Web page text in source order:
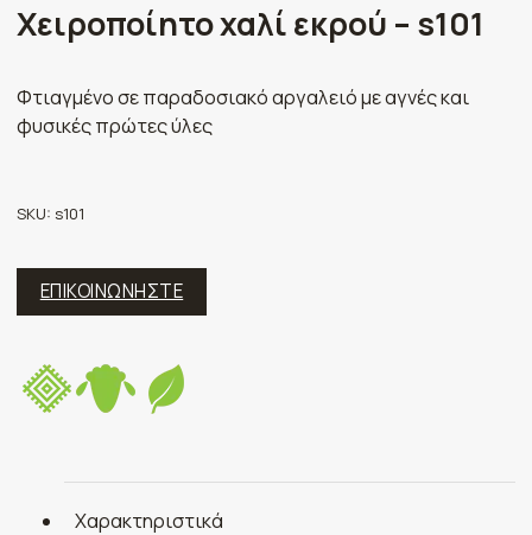
Χειροποίητο χαλί εκρού – s101
Φτιαγμένο σε παραδοσιακό αργαλειό με αγνές και
φυσικές πρώτες ύλες
SKU:s101
ΕΠΙΚΟΙΝΩΝΗΣΤΕ
Χαρακτηριστικά